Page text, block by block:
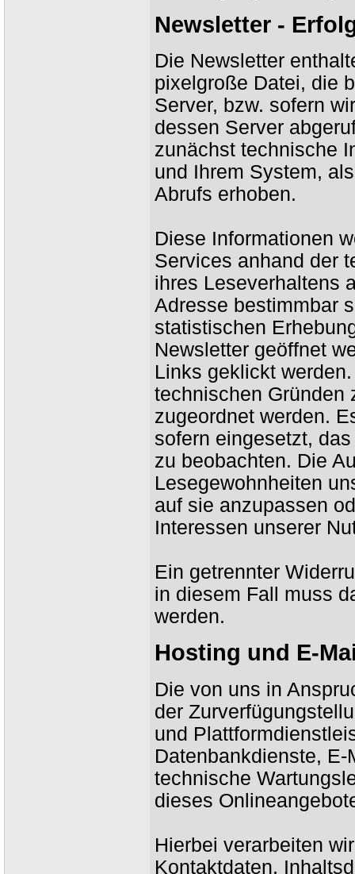
Newsletter -
Die Newsletter
pixelgroße Datei, die
Server, bzw. sofern
dessen Server
zunächst technische
und Ihrem System,
Abrufs erhoben.
Diese Informationen
Services anhand der
ihres Leseverhaltens
Adresse bestimmbar
statistischen
Newsletter geöffnet
Links geklickt
technischen Gründen
zugeordnet werden.
sofern eingesetzt,
zu beobachten. Die
Lesegewohnheiten
auf sie anzupassen
Interessen unserer
Ein getrennter
in diesem Fall muss
werden.
Hosting und E-
Die von uns in
der
und
Datenbankdienste,
technische
dieses
Hierbei verarbeiten
Kontaktdaten,